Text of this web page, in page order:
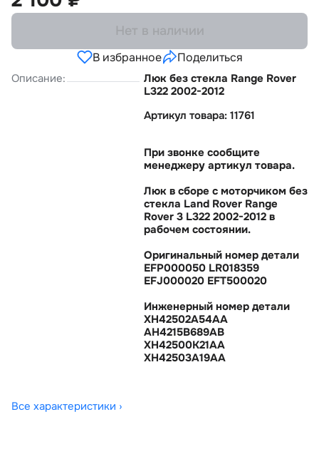
Нет в наличии
В избранное Поделиться
Описание:
Люк без стекла Range Rover
L322 2002-2012
Артикул товара: 11761
При звонке сообщите
менеджеру артикул товара.
Люк в сборе с моторчиком без
стекла Land Rover Range
Rover 3 L322 2002-2012
рабочем состоянии.
Оригинальный номер детали
EFP000050 LR018359
EFJ000020 EFT500020
Инженерный номер детали
XH42502A54AA
AH4215B689AB
XH42500K21AA
XH42503A19AA
Все характеристики ›